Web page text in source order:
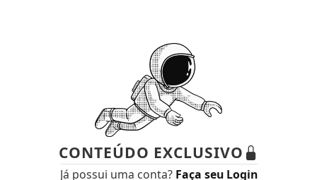
CONTEÚDO EXCLUSIVO
Já possui uma conta? Faça seu Login